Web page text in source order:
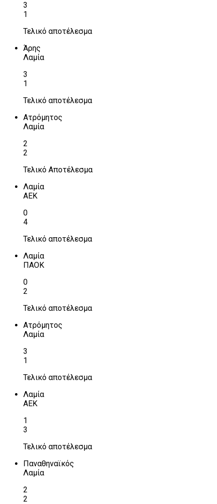
3
1
Τελικό αποτέλεσμα
Άρης
Λαμία
3
1
Τελικό αποτέλεσμα
Ατρόμητος
Λαμία
2
2
Τελικό Αποτέλεσμα
Λαμία
ΑΕΚ
0
4
Τελικό αποτέλεσμα
Λαμία
ΠΑΟΚ
0
2
Τελικό αποτέλεσμα
Ατρόμητος
Λαμία
3
1
Τελικό αποτέλεσμα
Λαμία
ΑΕΚ
1
3
Τελικό αποτέλεσμα
Παναθηναϊκός
Λαμία
2
2